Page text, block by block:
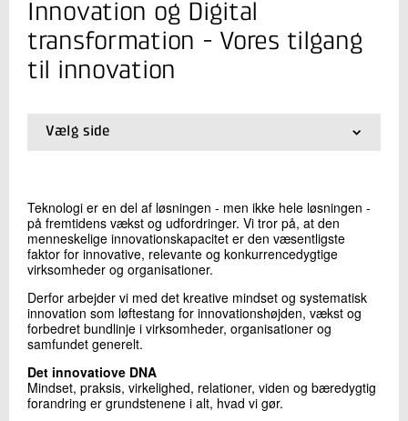
Jan Overgaard
Centerchef, MBA
Innovation og Digital transformation
+45 72 20 20 22
Skriv til mig
Send
Innovation og Digital
transformation - Vores tilgang
til innovation
Vælg side
01.Forside
04.Hvem er vi?
05.Kundehistorier
06.Nyhedsmail og sociale medier
07.Kurser i innovation
08.
Projekter
09.Artikler
Teknologi er en del af løsningen - men ikke hele løsningen -
på fremtidens vækst og udfordringer. Vi tror på, at den
menneskelige innovationskapacitet er den væsentligste
faktor for innovative, relevante og konkurrencedygtige
virksomheder og organisationer.
Derfor arbejder vi med det kreative mindset og systematisk
innovation som løftestang for innovationshøjden, vækst og
forbedret bundlinje i virksomheder, organisationer og
samfundet generelt.
Det innovatiove DNA
Mindset, praksis, virkelighed, relationer, viden og bæredygtig
forandring er grundstenene i alt, hvad vi gør.